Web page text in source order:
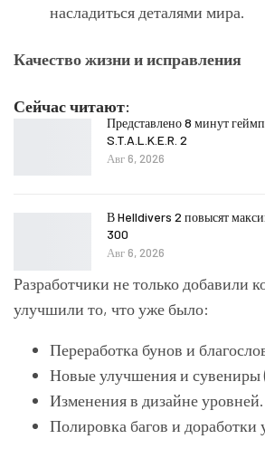
насладиться деталями мира.
Качество жизни и исправления
Сейчас читают:
Представлено 8 минут
S.T.A.L.K.E.R. 2
Авг 6, 2026
В Helldivers 2 повысят
300
Авг 6, 2026
Разработчики не только добавили
улучшили то, что уже было:
Переработка бунов и
Новые улучшения и сувениры
Изменения в дизайне уровней.
Полировка багов и доработки